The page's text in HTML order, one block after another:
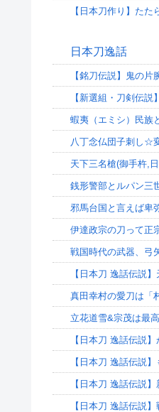
【日本刀作り】た
日本刀逸話
【銘刀伝説】鬼の片
【新選組・刀剣伝
蝦夷（エミシ）民族
八丁念仏団子刺し☆
天下三名槍(御手杵,
銭形警部とルパン三
邪馬台国と言えば卑
伊達政宗の刀って正
戦国時代の武器、弓
【日本刀 逸話伝説
真田幸村の愛刀は「
立花道雪&宗茂は最
【日本刀 逸話伝説
【日本刀 逸話伝説
【日本刀 逸話伝説
【日本刀 逸話伝説